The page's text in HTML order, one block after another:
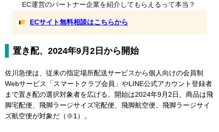
EC運営のパートナー企業を紹介してもらえるって本当？
ECサイト無料相談はこちらから
置き配、2024年9月2日から開始
佐川急便は、従来の指定場所配送サービスから個人向けの会員制
Webサービス「スマートクラブ会員」やLINE公式アカウント登録者
まで置き配の選択対象者を広げる。開始は2024年9月2日。商品は飛
脚宅配便、飛脚ラージサイズ宅配便、飛脚航空便、飛脚ラージサイ
ズ航空便が対象だ（※1）。